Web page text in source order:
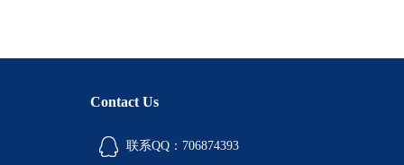
Contact Us
联系QQ：706874393